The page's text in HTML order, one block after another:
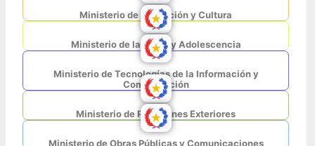
Ministerio de Educación y Cultura
Ministerio de la Niñez y Adolescencia
Ministerio de Tecnologías de la Información y
Comunicación
Ministerio de Relaciones Exteriores
Ministerio de Obras Públicas y Comunicaciones